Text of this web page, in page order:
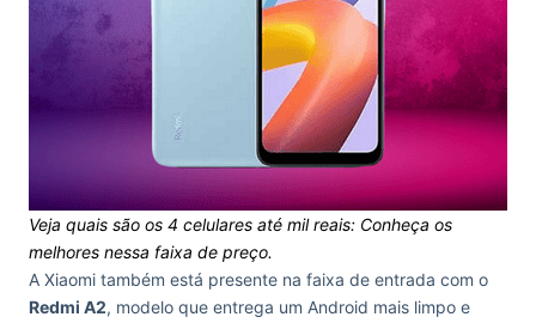
Veja quais são os 4 celulares até mil reais: Conheça os
melhores nessa faixa de preço.
A Xiaomi também está presente na faixa de entrada com o
Redmi A2, modelo que entrega um Android mais limpo e